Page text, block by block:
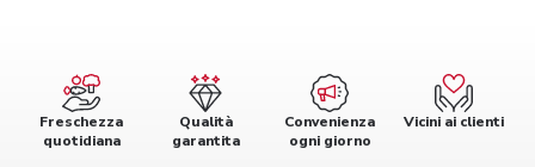
Freschezza
quotidiana
Qualità
garantita
Convenienza
ogni giorno
Vicini ai clienti